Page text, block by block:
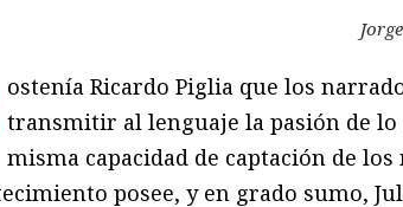
ostenía Ricardo Piglia que los
transmitir al lenguaje la pasión de lo
misma capacidad de captación de
posee, y en grado sumo,